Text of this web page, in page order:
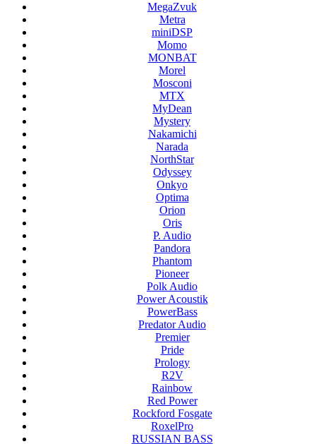
MegaZvuk
Metra
miniDSP
Momo
MONBAT
Morel
Mosconi
MTX
MyDean
Mystery
Nakamichi
Narada
NorthStar
Odyssey
Onkyo
Optima
Orion
Oris
P. Audio
Pandora
Phantom
Pioneer
Polk Audio
Power Acoustik
PowerBass
Predator Audio
Premier
Pride
Prology
R2V
Rainbow
Red Power
Rockford Fosgate
RoxelPro
RUSSIAN BASS